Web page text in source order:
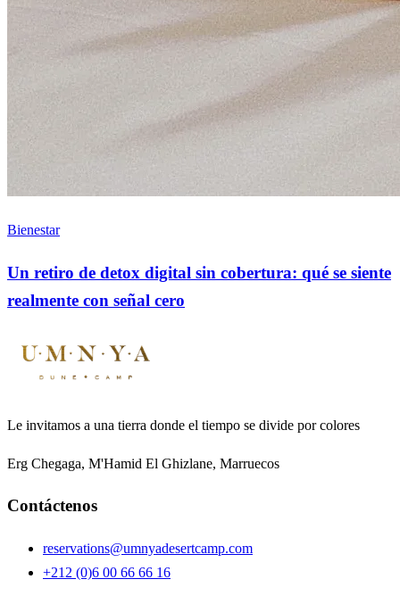
Bienestar
Un retiro de detox digital sin cobertura: qué se siente
realmente con señal cero
Le invitamos a una tierra donde el tiempo se divide por colores
Erg Chegaga, M'Hamid El Ghizlane, Marruecos
Contáctenos
reservations@umnyadesertcamp.com
+212 (0)6 00 66 66 16